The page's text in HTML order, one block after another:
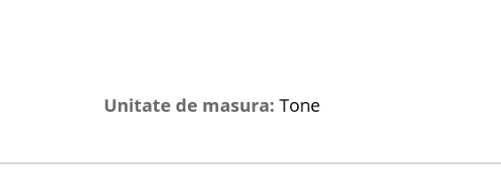
Unitate de masura: Tone